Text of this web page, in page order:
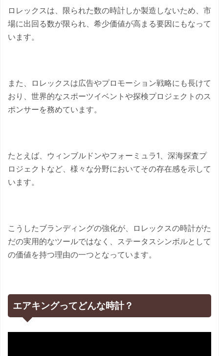
ロレックスは、限られた数の時計しか製造しないため、市
場に出回る数が限られ、希少価値が高まる要因にもなって
います。
また、ロレックスは広告やプロモーション戦略にも長けて
おり、世界的なスポーツイベントや探検プロジェクトのス
ポンサーを務めています。
たとえば、ウィンブルドンやフォーミュラ1、深海探査プ
ロジェクトなど、様々な分野においてその存在感を示して
います。
こうしたブランディングの強化が、ロレックスの時計がた
だの実用的なツールではなく、ステータスシンボルとして
の価値を持つ理由の一つとなっています。
エアキングってどんな時計？